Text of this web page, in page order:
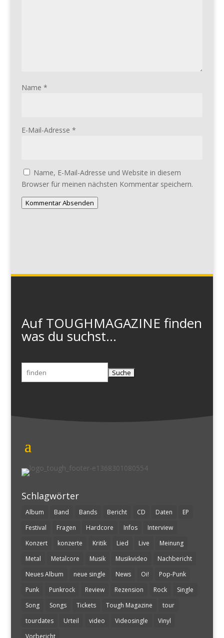
Name *
E-Mail-Adresse *
Name, E-Mail-Adresse und Website in diesem
Browser für meinen nächsten Kommentar speichern.
Kommentar Absenden
Auf TOUGHMAGAZINE finden
was du suchst...
Suchen
nach:
Schlagwörter
Album Band Bands Bericht CD Daten
EP
Festival
Fragen Hardcore Infos
Interview
Konzert
konzerte Kritik Lied Live
Meinung
Metal
Metalcore Musik Musikvideo
Nachbericht
Neues Album
neue single News Oi!
Pop-Punk
Punk
Punkrock Review Rezension Rock
Single
Song
Songs Tickets Tough Magazine
tour
tourdates
Urteil video Videosingle
Vinyl
Vorbericht